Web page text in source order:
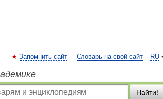
RU
Запомнить сайт Словарь на свой сайт
Найти!